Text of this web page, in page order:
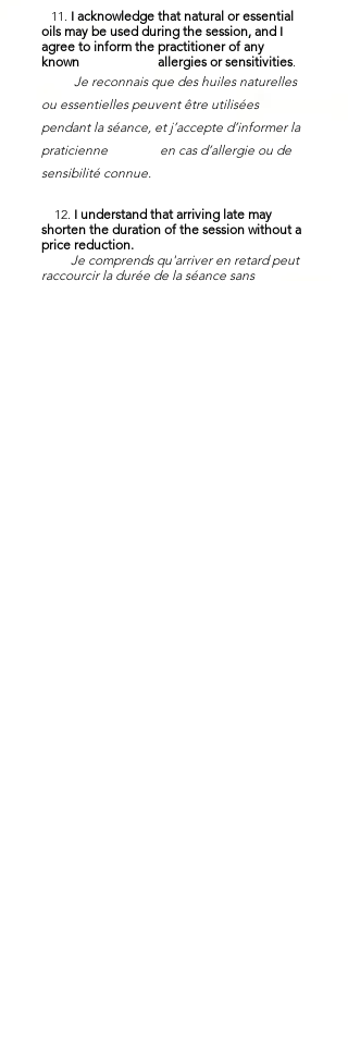
11. I acknowledge that natural or essential
oils may be used during the session, and I
agree to inform the practitioner of any
known allergies or sensitivities.
Je reconnais que des huiles naturelles
ou essentielles peuvent être utilisées
pendant la séance, et j’accepte d’informer la
praticienne en cas d’allergie ou de
sensibilité connue.
12. I understand that arriving late may
shorten the duration of the session without a
price reduction.
Je comprends qu'arriver en retard peut
raccourcir la durée de la séance sans